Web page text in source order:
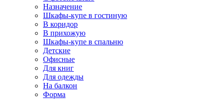
Назначение
Шкафы-купе в гостиную
В коридор
В прихожую
Шкафы-купе в спальню
Детские
Офисные
Для книг
Для одежды
На балкон
Форма